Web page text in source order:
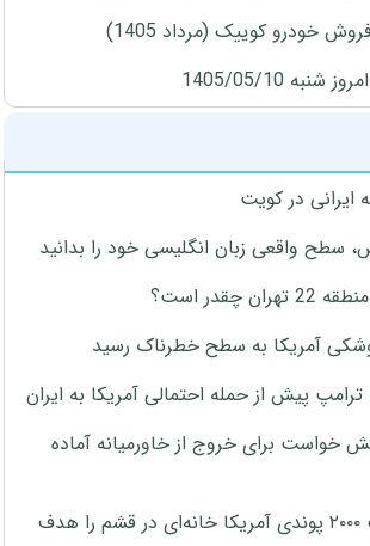
خودرو کوییک (مرداد 1405)
1405/05/10
ایرانی در کویت
سطح واقعی زبان انگلیسی خود را بدانید
است؟
آمریکا به سطح خطرناک رسید
پیش از حمله احتمالی آمریکا به ایران
خواست برای خروج از خاورمیانه آماده
نیویورک‌تایمز: بمب ۲۰۰۰ پوندی آمریکا خانه‌ای در قشم را هدف